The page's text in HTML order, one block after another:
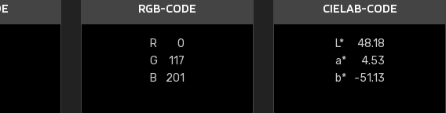
RGB-CODE
R
0
G
117
B
201
CIELAB-CODE
L*
48.18
a*
4.53
b*
-51.13
"Super snelle service en zeer betaalbaar!"